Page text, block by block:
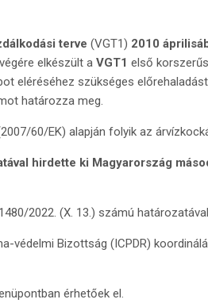
terve (VGT1) 2010
elkészült a VGT1 első
eléréséhez szükséges
határozza meg.
60/EK) alapján folyik az
hirdette ki Magyarország
2022. (X. 13.) számú
védelmi Bizottság (ICPDR)
érhetőek el.